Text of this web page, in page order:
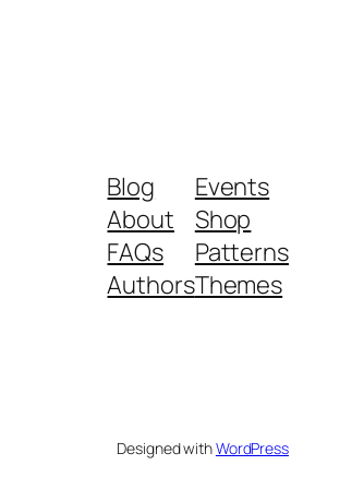
Blog
About
FAQs
Authors
Events
Shop
Patterns
Themes
Designed withWordPress